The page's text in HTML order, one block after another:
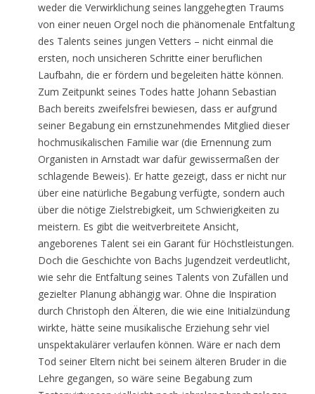
weder die Verwirklichung seines langgehegten Traums
von einer neuen Orgel noch die phänomenale Entfaltung
des Talents seines jungen Vetters – nicht einmal die
ersten, noch unsicheren Schritte einer beruflichen
Laufbahn, die er fördern und begeleiten hätte können.
Zum Zeitpunkt seines Todes hatte Johann Sebastian
Bach bereits zweifelsfrei bewiesen, dass er aufgrund
seiner Begabung ein ernstzunehmendes Mitglied dieser
hochmusikalischen Familie war (die Ernennung zum
Organisten in Arnstadt war dafür gewissermaßen der
schlagende Beweis). Er hatte gezeigt, dass er nicht nur
über eine natürliche Begabung verfügte, sondern auch
über die nötige Zielstrebigkeit, um Schwierigkeiten zu
meistern. Es gibt die weitverbreitete Ansicht,
angeborenes Talent sei ein Garant für Höchstleistungen.
Doch die Geschichte von Bachs Jugendzeit verdeutlicht,
wie sehr die Entfaltung seines Talents von Zufällen und
gezielter Planung abhängig war. Ohne die Inspiration
durch Christoph den Älteren, die wie eine Initialzündung
wirkte, hätte seine musikalische Erziehung sehr viel
unspektakulärer verlaufen können. Wäre er nach dem
Tod seiner Eltern nicht bei seinem älteren Bruder in die
Lehre gegangen, so wäre seine Begabung zum